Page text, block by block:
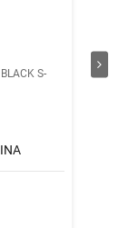
S-
DRILL